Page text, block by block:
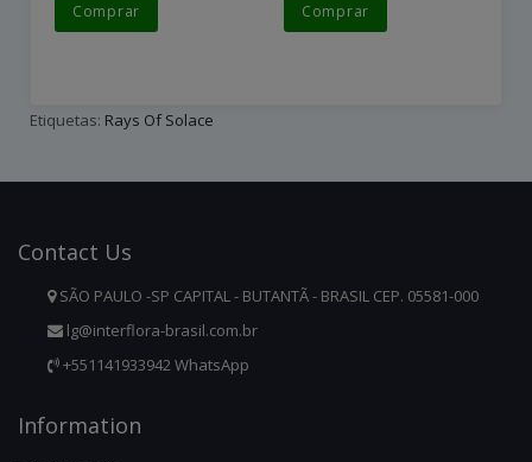
Comprar Comprar
Etiquetas: Rays Of Solace
Contact Us
SÃO PAULO -SP CAPITAL - BUTANTÃ - BRASIL CEP. 05581-000
lg@interflora-brasil.com.br
+551141933942 WhatsApp
InforMation